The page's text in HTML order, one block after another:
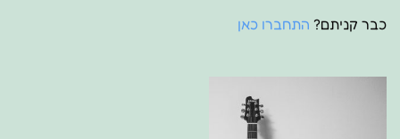
כבר קניתם? התחברו כאן